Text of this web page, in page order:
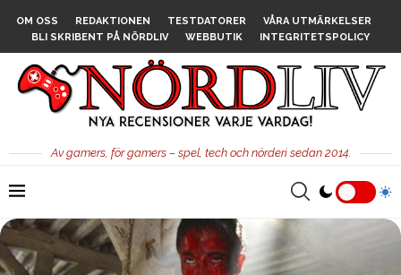
OM OSS REDAKTIONEN TESTDATORER
VÅRA UTMÄRKELSER
BLI SKRIBENT PÅ NÖRDLIV
WEBBUTIK INTEGRITETSPOLICY
Av gamers, för gamers – spel, tech och nörderi sedan 2014.